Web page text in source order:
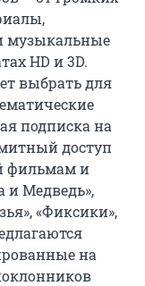
музыкальные
HD и 3D.
выбрать для
подписка на
доступ
фильмам и
Медведь»,
«Фиксики»,
на